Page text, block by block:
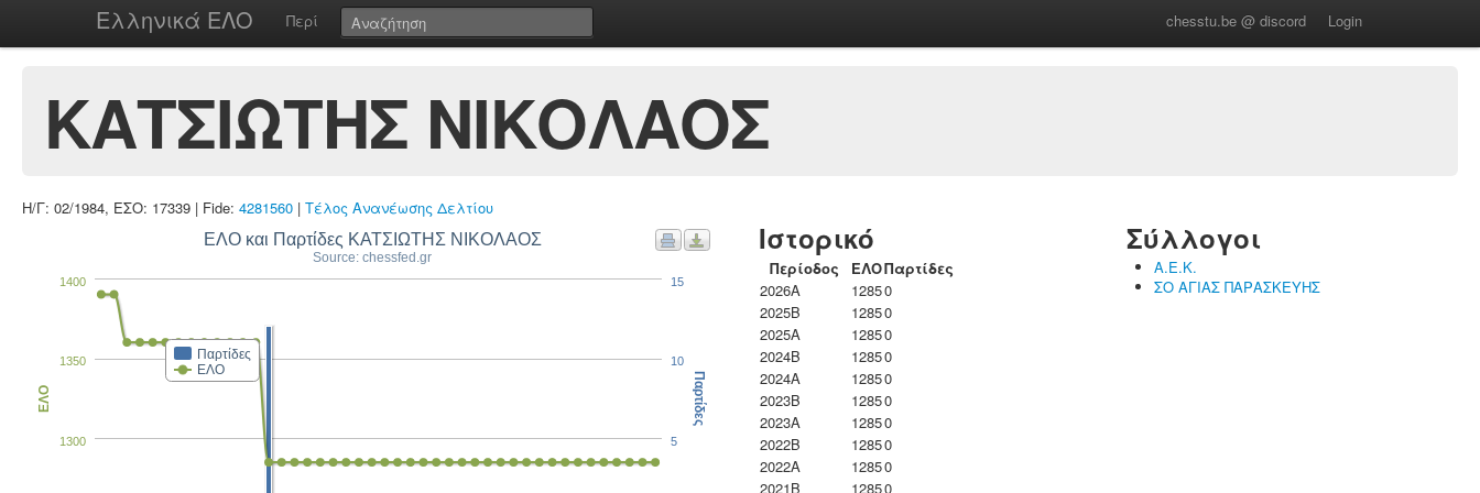
Ελληνικά ΕΛΟ Περί chesstu.be @ discord Login
ΚΑΤΣΙΩΤΗΣ ΝΙΚΟΛΑΟΣ
Η/Γ: 02/1984, ΕΣΟ: 17339 | Fide: 4281560 | Τέλος Ανανέωσης Δελτίου
ΕΛΟ και Παρτίδες ΚΑΤΣΙΩΤΗΣ ΝΙΚΟΛΑΟΣ
Source: chessfed.gr
Παρτίδες
ΕΛΟ
1300
1350
1400
ΕΛΟ
5
10
15
Παρτίδες
Ιστορικό
Περίοδος ΕΛΟΠαρτίδες
2026A
12850
2025B
12850
2025A
12850
2024B
12850
2024A
12850
2023B
12850
2023Α
12850
2022B
12850
2022A
12850
2021B
12850
Σύλλογοι
Α.Ε.Κ.
ΣΟ ΑΓΙΑΣ ΠΑΡΑΣΚΕΥΗΣ